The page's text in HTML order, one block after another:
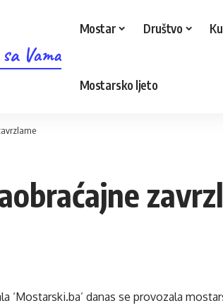
Vama
Mostar Društvo
Mostarsko ljeto
‘Mostarski.ba’ danas se provozala